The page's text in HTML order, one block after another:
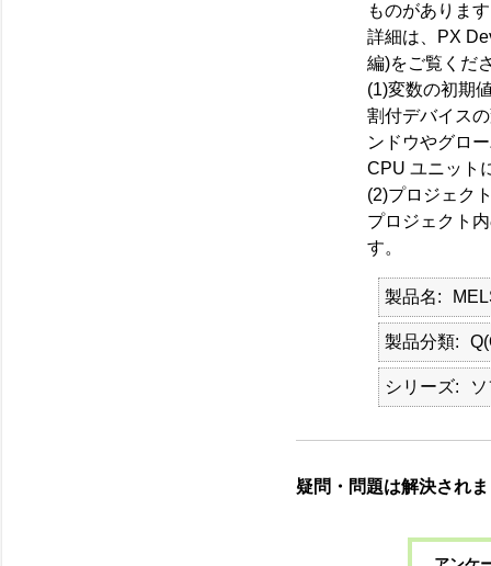
ものがありま
詳細は、PX
編)をご覧くだ
(1)変数の初期
割付デバイス
ンドウやグロ
CPU ユニット
(2)プロジェク
プロジェクト
す。
製品名
製品分類
シリーズ
疑問・問題は解決され